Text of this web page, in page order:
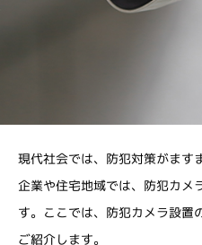
現代社会では、防犯対策がます
企業や住宅地域では、防犯カメ
す。ここでは、防犯カメラ設置
ご紹介します。